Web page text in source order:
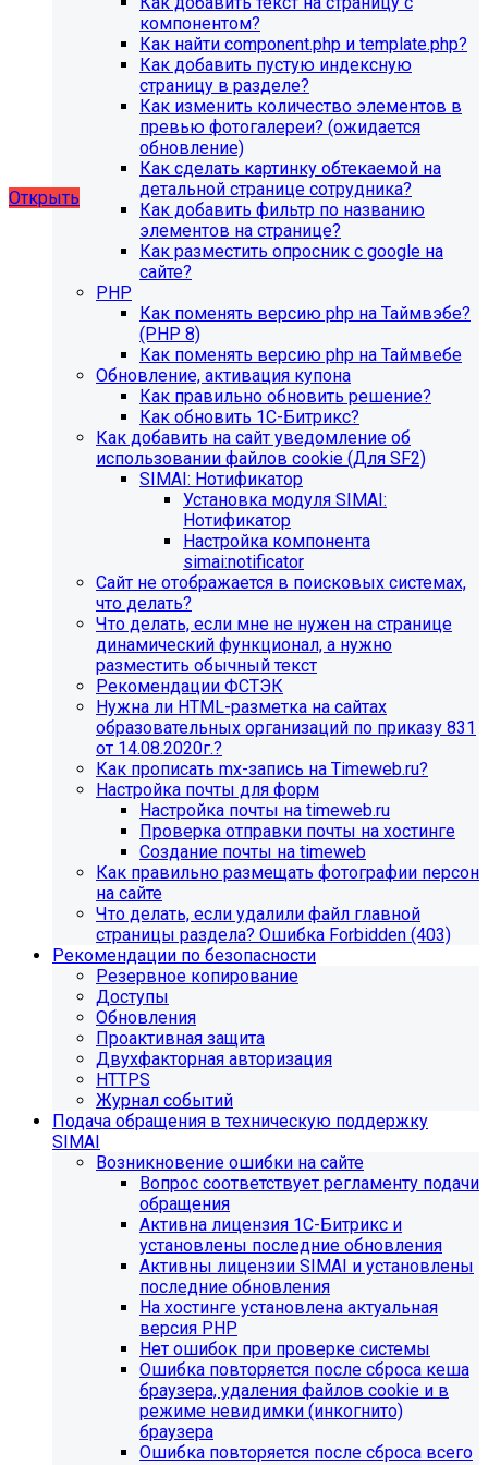
благотворительного фонда, SIMAI: Сайт детского сада,
SIMAI: Сайт компании, SIMAI: Сайт конференции, SIMAI:
Сайт медицинской организации, SIMAI: Сайт
музыкальной школы, SIMAI: Сайт РЖД медицина, SIMAI:
Сайт санатория, SIMAI: Сайт сельского поселения, SIMAI:
Сайт совета муниципальных образований, SIMAI: Сайт
спортивной школы, SIMAI: Сайт управления делами,
SIMAI: Сайт учебного центра, SIMAI: Сайт
художественной школы, SIMAI: Сайт школы
Открыть
компонентом?
Как найти component.php и template.php?
Как добавить пустую индексную
страницу в разделе?
Как изменить количество элементов в
превью фотогалереи? (ожидается
обновление)
Как сделать картинку обтекаемой на
детальной странице сотрудника?
Как добавить фильтр по названию
элементов на странице?
Как разместить опросник с google на
сайте?
PHP
Как поменять версию php на Таймвэбе?
(PHP 8)
Как поменять версию php на Таймвебе
Обновление, активация купона
Как правильно обновить решение?
Как обновить 1С-Битрикс?
Как добавить на сайт уведомление об
использовании файлов cookie (Для SF2)
SIMAI: Нотификатор
Установка модуля SIMAI:
Нотификатор
Настройка компонента
simai:notificator
Сайт не отображается в поисковых системах,
что делать?
Что делать, если мне не нужен на странице
динамический функционал, а нужно
разместить обычный текст
Рекомендации ФСТЭК
Нужна ли HTML-разметка на сайтах
образовательных организаций по приказу 831
от 14.08.2020г.?
Как прописать mx-запись на Timeweb.ru?
Настройка почты для форм
Настройка почты на timeweb.ru
Проверка отправки почты на хостинге
Создание почты на timeweb
Как правильно размещать фотографии персон
на сайте
Что делать, если удалили файл главной
страницы раздела? Ошибка Forbidden (403)
Рекомендации по безопасности
Резервное копирование
Доступы
Обновления
Проактивная защита
Двухфакторная авторизация
HTTPS
Журнал событий
Подача обращения в техническую поддержку
SIMAI
Возникновение ошибки на сайте
Вопрос соответствует регламенту подачи
обращения
Активна лицензия 1С-Битрикс и
установлены последние обновления
Активны лицензии SIMAI и установлены
последние обновления
На хостинге установлена актуальная
версия PHP
Нет ошибок при проверке системы
Ошибка повторяется после сброса кеша
браузера, удаления файлов cookie и в
режиме невидимки (инкогнито)
браузера
Ошибка повторяется после сброса всего